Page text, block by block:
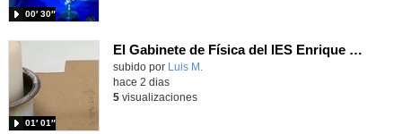
00′ 30″
El Gabinete de Física del IES Enrique Tierno Galván de Parla (Curso 25-26)
Contenido educativo.
subido por Luis M.
01′ 01″
hace 2 dias
5visualizaciones